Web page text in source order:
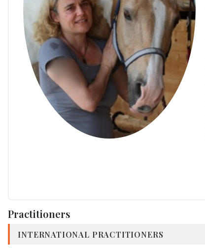
Practitioners
INTERNATIONAL PRACTITIONERS